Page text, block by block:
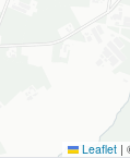
Leaflet |